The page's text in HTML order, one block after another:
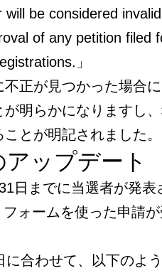
be considered
of any petition filed
」
正が見つかった場合
明らかになりますし
とが明記されました。
ップデート
日までに当選者が発表
ォームを使った申請
合わせて、以下のよ